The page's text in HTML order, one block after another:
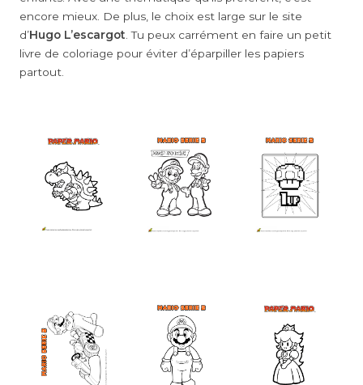
encore mieux. De plus, le choix est large sur le site
d’Hugo L’escargot . Tu peux carrément en faire un petit
livre de coloriage pour éviter d’éparpiller les papiers
partout.